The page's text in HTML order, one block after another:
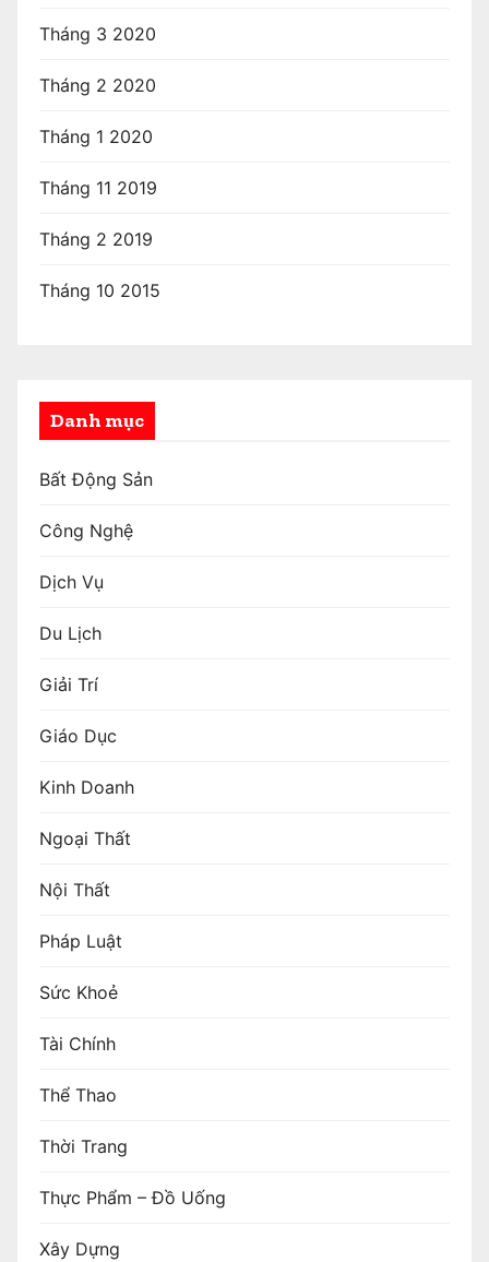
Tháng 3 2020
Tháng 2 2020
Tháng 1 2020
Tháng 11 2019
Tháng 2 2019
Tháng 10 2015
Danh mục
Bất Động Sản
Công Nghệ
Dịch Vụ
Du Lịch
Giải Trí
Giáo Dục
Kinh Doanh
Ngoại Thất
Nội Thất
Pháp Luật
Sức Khoẻ
Tài Chính
Thể Thao
Thời Trang
Thực Phẩm – Đồ Uống
Xây Dựng